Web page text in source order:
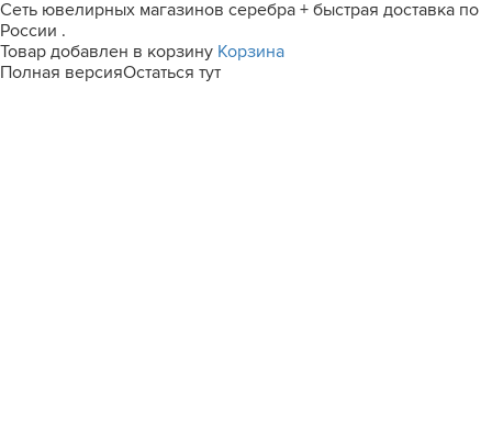
Сеть ювелирных магазинов серебра + быстрая доставка по
России .
Товар добавлен в корзину Корзина
Полная версияОстаться тут